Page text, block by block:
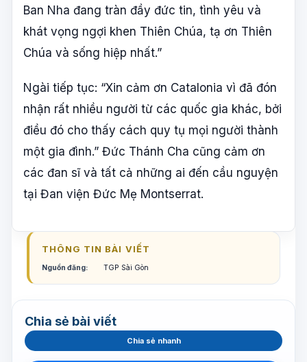
Ban Nha đang tràn đầy đức tin, tình yêu và
khát vọng ngợi khen Thiên Chúa, tạ ơn Thiên
Chúa và sống hiệp nhất.”
Ngài tiếp tục: “Xin cảm ơn Catalonia vì đã đón
nhận rất nhiều người từ các quốc gia khác, bởi
điều đó cho thấy cách quy tụ mọi người thành
một gia đình.” Đức Thánh Cha cũng cảm ơn
các đan sĩ và tất cả những ai đến cầu nguyện
tại Đan viện Đức Mẹ Montserrat.
THÔNG TIN BÀI VIẾT
Nguồn đăng: TGP Sài Gòn
Chia sẻ bài viết
Chia sẻ nhanh